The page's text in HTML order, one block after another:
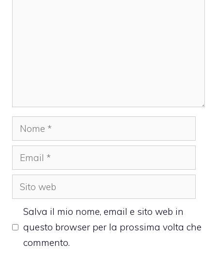
Nome
Email
Sito
web
Salva il mio nome, email e sito web in
questo browser per la prossima volta che
commento.